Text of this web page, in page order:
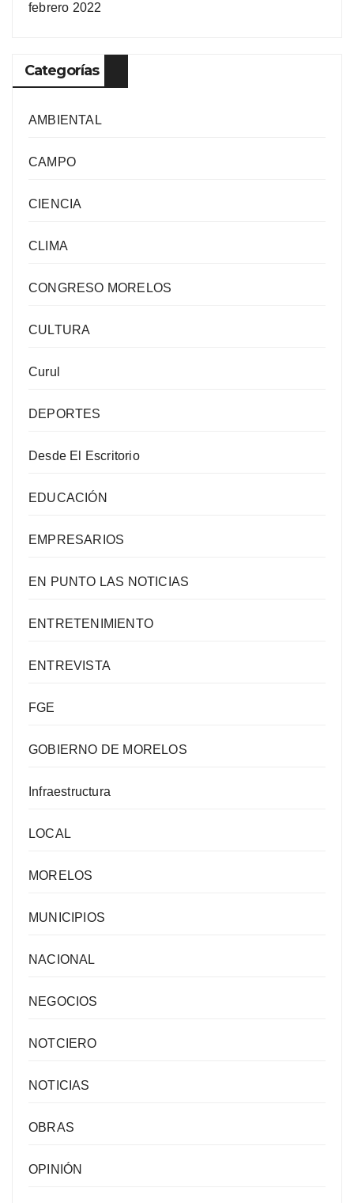
febrero 2022
Categorías
AMBIENTAL
CAMPO
CIENCIA
CLIMA
CONGRESO MORELOS
CULTURA
Curul
DEPORTES
Desde El Escritorio
EDUCACIÓN
EMPRESARIOS
EN PUNTO LAS NOTICIAS
ENTRETENIMIENTO
ENTREVISTA
FGE
GOBIERNO DE MORELOS
Infraestructura
LOCAL
MORELOS
MUNICIPIOS
NACIONAL
NEGOCIOS
NOTCIERO
NOTICIAS
OBRAS
OPINIÓN